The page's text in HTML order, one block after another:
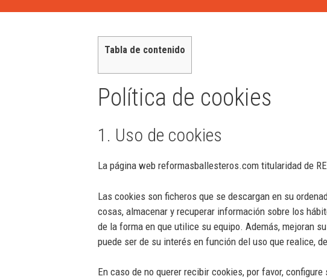
Tabla de contenido
Política de cookies
1. Uso de cookies
La página web reformasballesteros.com titularidad de
Las cookies son ficheros que se descargan en su
cosas, almacenar y recuperar información sobre los
de la forma en que utilice su equipo. Además, mejoran
puede ser de su interés en función del uso que realice,
En caso de no querer recibir cookies, por favor,